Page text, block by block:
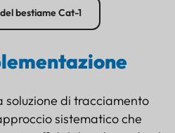
bestiame Cat-1
soluzione di tracciamento
sistematico che